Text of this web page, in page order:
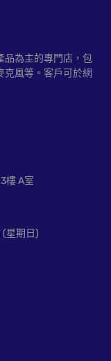
品為主的專門店，包
克風等。客戶可於網
樓 A室
(星期日)